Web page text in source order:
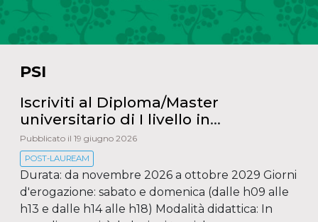
PSI
Iscriviti al Diploma/Master
universitario di I livello in
Counseling educativo
Pubblicato il 19 giugno 2026
POST-LAUREAM
Durata: da novembre 2026 a ottobre 2029 Giorni
d'erogazione: sabato e domenica (dalle h09 alle
h13 e dalle h14 alle h18) Modalità didattica: In